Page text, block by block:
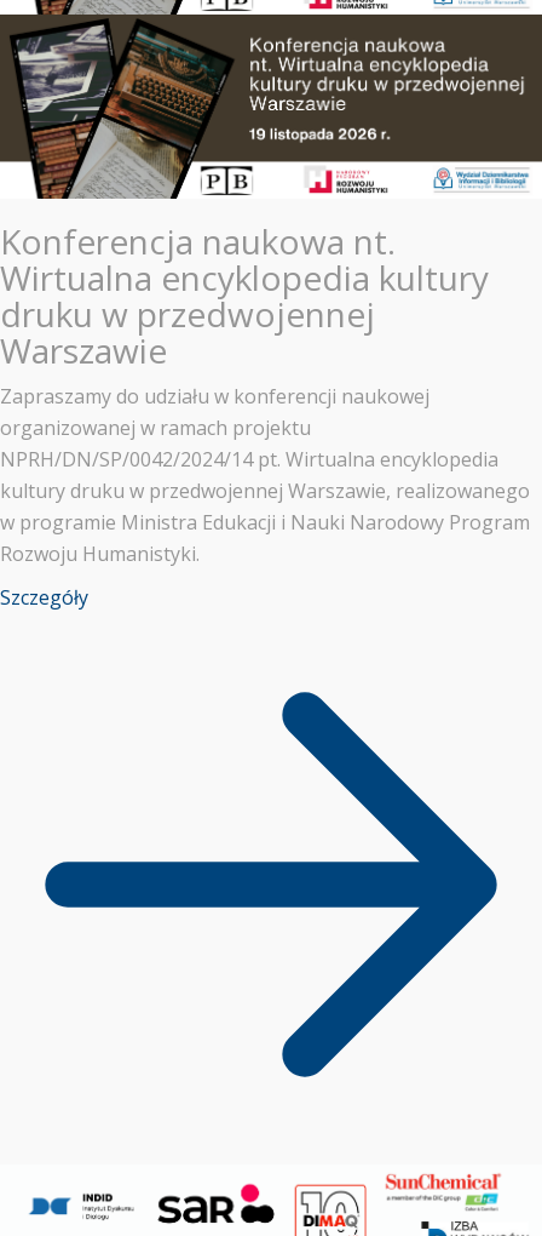
Konferencja naukowa nt.
Wirtualna encyklopedia kultury
druku w przedwojennej
Warszawie
Zapraszamy do udziału w konferencji naukowej
organizowanej w ramach projektu
NPRH/DN/SP/0042/2024/14 pt. Wirtualna encyklopedia
kultury druku w przedwojennej Warszawie, realizowanego
w programie Ministra Edukacji i Nauki Narodowy Program
Rozwoju Humanistyki.
Szczegóły